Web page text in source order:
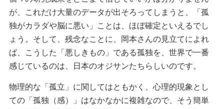
が、これだけ大量のデータが出そろってしまうと、「孤
独がカラダや脳に悪い」ことは、ほぼ確定といえるでし
ょう。そして、残念なことに、岡本さんの見立てによれ
ば、こうした「悪しきもの」である孤独を、世界で一番
感じているのは、日本のオジサンたちらしいのです。
物理的な「孤立」に関してはともかく、心理的現象とし
ての「孤独（感）」はなかなかに複雑なので、そう簡単